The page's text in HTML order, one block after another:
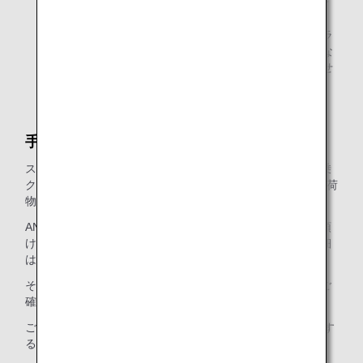
「普通席」から、「ファーストクラス（プレミアムクラ
ス）」・「エコノミークラス」へ変更いたしました。な
お、当表記変更に伴うサービスの変更は予定していませ
手荷物許容量の拡大サービス
スターアライアンス・ゴールドメンバーのお客様は、ご搭乗
クラスの無料手荷物許容量を＋1個または適用となる無料手荷
物許容量＋20kgを無料でお預かりいたします。
ANAマイレージクラブ会員のお客様は、マイルを使ってお預
けいただけるお手荷物の個数を増やすことができます。詳細
は、
その他、詳細につきましては
をご
確認ください。
ご入会はおすみですか？
に入会す
る